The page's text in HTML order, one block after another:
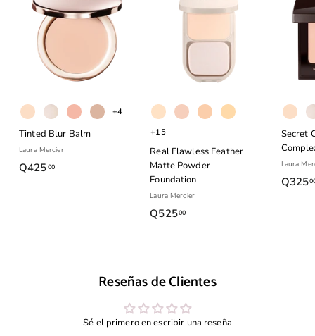
0
+4
Tinted Blur Balm
Laura Mercier
Q42500Q
+15
Real Flawless Feather
Matte Powder
Foundation
Laura Mercier
Q52500
.
0
Secret
Laura
Q325
Reseñas de Clientes
Sé el primero en escribir una reseña